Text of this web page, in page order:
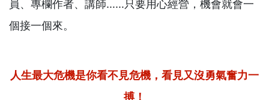
員、專欄作者、講師……只要用心經營，機會就會一
個接一個來。
人生最大危機是你看不見危機，看見又沒勇氣奮力一
搏！